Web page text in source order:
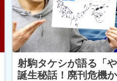
射駒タケシが語る「や
誕生秘話！廃刊危機